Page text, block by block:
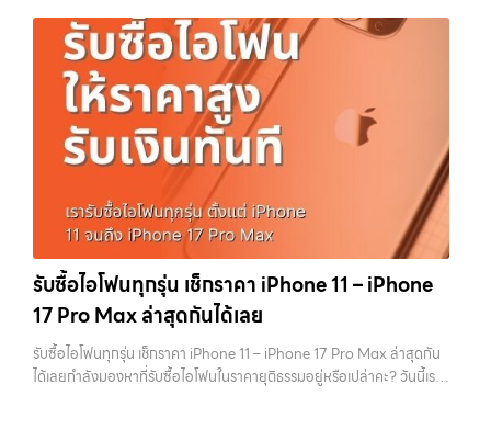
เพราะมูลค่าของเครื่องไม่ได้ขึ้นอยู่แค่ยี่ห้อ แต่ขึ้นอยู่กับสภาพจริง ความครบ
ชุด และความสะดวกในการขายของคุณ เราจึงตั้งใจให้บริการในเขต
ลาดพร้าว, รัชดา, บางรัก, แจ้งวัฒนะ, บางแค, วัชรพล, รามอินทรา, บางนา,
บางพลี, เกษตรนวมินทร์, เสนานิคม, วังหิน อย่างเต็มที่ ไม่ว่าคุณจะค้นหาคำ
ว่า “รับซื้อมือถือใกล้ฉัน”, “รับซื้อโทรศัพท์มือสองกรุงเทพ”, “ขาย iPad ได้
ราคา”, “รับซื้อแท็บเล็ต กรุงเทพถึงที่”, หรือ “รับซื้อ Samsung มือสอง
ราคาสูง” — ที่นี่คือคำตอบ เพราะบริการของเรามุ่งตรงให้คุณได้รับราคาและ
ความสะดวกสบายที่เหนือกว่า เลือกเราแล้วคุณจะได้บริการที่คุณไว้วางใจ
พร้อมทีมงานที่พร้อมอำนวยความสะดวก นัดรับถึงที่ ตรวจสภาพอย่างมือ
อาชีพ และจ่ายเงินทันที ทั้งหมดนี้เพื่อให้การขายอุปกรณ์ของคุณเป็นเรื่อง
ง่ายขึ้น ดีกว่า รวดเร็วกว่า และคุ้มค่ากว่า ทำไมต้องเลือกเรา ผู้เชี่ยวชาญด้าน
การให้บริการ รับซื้อมือถือ iPhone, Samsung, ไอแพด แท็บเล็ตทุกยี่ห้อ ใน
ราคาสูง พร้อมจ่ายเงินทันที โดยเน้นบริการในพื้นที่ ลาดพร้าว, รัชดา,
บางรัก, แจ้งวัฒนะ, บางแค, วัชรพล, รามอินทรา, รวมถึง บางนา, บางพลี,
เกษตรนวมินทร์, เสนานิคม, วังหินไม่ว่าคุณจะต้องการ รับซื้อโทรศัพท์, รับ
ซื้อแมคบุค, รับซื้อโน๊ตบุ๊ค, รับซื้อแท็บเล็ต, หรือบริการอื่นๆ เกี่ยวกับสินค้า
ไอที กรุงเทพฯ – เราพร้อมให้บริการครบวงจร บริการของเรา เราให้บริการ
เครื่องก่อนขาย บทความนี้จะพาไปดูวิธีเตรียม iPhone แบบครบทุกขั้นตอน
ตั้งแต่เรื่องพื้นฐานไปจนถึงเทคนิคที่ช่วยเพิ่มมูลค่าเครื่องแบบที่หลายคนมอง
ข้าม หากทำครบทุกข้อ โอกาสที่จะได้ราคาดีขึ้นมีสูงอย่างชัดเจน ทำไมการเต
รียมเครื่องถึงสำคัญ ก่อนจะไปดูวิธี เราต้องเข้าใจก่อนว่าทำไมร้านรับซื้อถึง
ให้ความสำคัญกับรายละเอียดเหล่านี้ สำหรับร้านหรือผู้รับซื้อ iPhone สิ่งที่
เขามองคือ “ความพร้อมในการขายต่อ” หากเครื่องที่รับมาสามารถนำไปขาย
ต่อได้ทันทีโดยไม่ต้องเสียเวลาแก้ไข ไม่ต้องลบข้อมูล ไม่ต้องซ่อมเพิ่ม ความ
เสี่ยงก็จะต่ำลง และนั่นทำให้เขากล้ารับในราคาที่สูงขึ้น ในทางกลับกัน ถ้า
เครื่องยังมีข้อมูลค้างอยู่ ติด iCloud หรือสภาพดูไม่เรียบร้อย ร้านจะต้อง
เสียเวลาและต้นทุนเพิ่ม สิ่งเหล่านี้จะถูกนำไปหักออกจากราคาที่เสนอให้กับ
คุณโดยตรง 1. สำรองข้อมูลให้เรียบร้อยก่อนล้างเครื่อง ขั้นตอนแรกที่ควร
ทำเสมอคือการสำรองข้อมูล เพราะหลังจากล้างเครื่องแล้ว ข้อมูลทั้งหมดจะ
ไม่สามารถกู้คืนได้อีก ไม่ว่าจะเป็นรูปภาพ รายชื่อ เบอร์โทร หรือแชทต่างๆ
หลายคนมักรีบล้างเครื่องเพราะอยากขายเร็ว แต่สุดท้ายต้องกลับมาเสีย
เวลาเพราะลืมสำรองข้อมูลสำคัญ สิ่งนี้เกิดขึ้นบ่อยมาก และเป็นความผิด
พลาดที่ไม่ควรเกิดขึ้นเลย คุณสามารถสำรองข้อมูลได้ผ่าน iCloud หรือผ่าน
คอมพิวเตอร์ก็ได้ หากต้องการความสะดวก iCloud จะเป็นตัวเลือกที่ง่าย
รับซื้อไอโฟนทุกรุ่น เช็กราคา iPhone 11 – iPhone
17 Pro Max ล่าสุดกันได้เลย
รับซื้อไอโฟนทุกรุ่น เช็กราคา iPhone 11 – iPhone 17 Pro Max ล่าสุดกัน
ได้เลยกำลังมองหาที่รับซื้อไอโฟนในราคายุติธรรมอยู่หรือเปล่าคะ? วันนี้เรา